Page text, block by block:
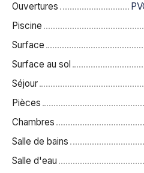
Ouvertures
Piscine
Surface
Surface au sol
Séjour
Pièces
Chambres
Salle de bains
Salle d'eau